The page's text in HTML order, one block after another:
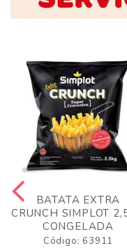
BATATA EXTRA
CRUNCH SIMPLOT
CONGELADA
Código: 63911